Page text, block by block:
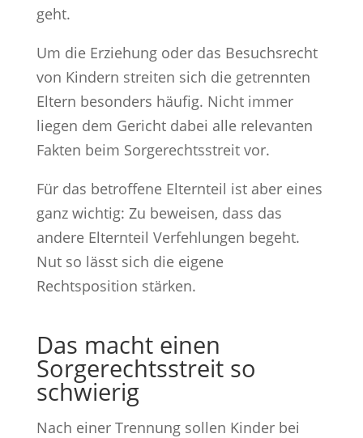
geht.
Um die Erziehung oder das Besuchsrecht
von Kindern streiten sich die getrennten
Eltern besonders häufig. Nicht immer
liegen dem Gericht dabei alle relevanten
Fakten beim Sorgerechtsstreit vor.
Für das betroffene Elternteil ist aber eines
ganz wichtig: Zu beweisen, dass das
andere Elternteil Verfehlungen begeht.
Nut so lässt sich die eigene
Rechtsposition stärken.
Das macht einen
Sorgerechtsstreit so
schwierig
Nach einer Trennung sollen Kinder bei